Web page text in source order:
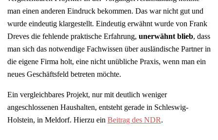
man einen anderen Eindruck bekommen. Das war nicht gut und
wurde eindeutig klargestellt. Eindeutig erwähnt wurde von Frank
Dreves die fehlende praktische Erfahrung, unerwähnt blieb, dass
man sich das notwendige Fachwissen über ausländische Partner in
die eigene Firma holt, eine nicht unübliche Praxis, wenn man ein
neues Geschäftsfeld betreten möchte.
Ein vergleichbares Projekt, nur mit deutlich weniger
angeschlossenen Haushalten, entsteht gerade in Schleswig-
Holstein, in Meldorf. Hierzu ein Beitrag des NDR.